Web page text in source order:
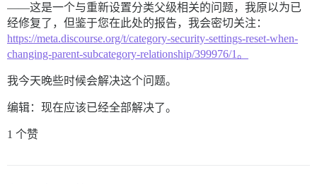
——这是一个与重新设置分类父级相关的问题，我原以为已
经修复了，但鉴于您在此处的报告，我会密切关注：
https://meta.discourse.org/t/category-security-settings-reset-when-
changing-parent-subcategory-relationship/399976/1。
我今天晚些时候会解决这个问题。
编辑：现在应该已经全部解决了。
1 个赞